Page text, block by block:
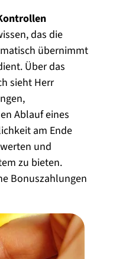
das die
übernimmt
Über das
sieht Herr
Ablauf eines
am Ende
und
zu bieten.
Bonuszahlungen